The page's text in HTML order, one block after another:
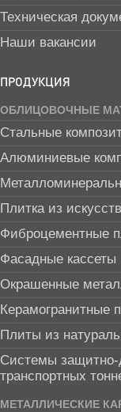
Техническая
Наши вакансии
ПРОДУКЦИЯ
ОБЛИЦОВОЧНЫЕ
Стальные
Алюминиевые
Плитка из
Фиброцементные
Фасадные кассеты
Окрашенные
Керамогранитные
Плиты из
Системы защитно-
транспортных
МЕТАЛЛИЧЕСКИЕ